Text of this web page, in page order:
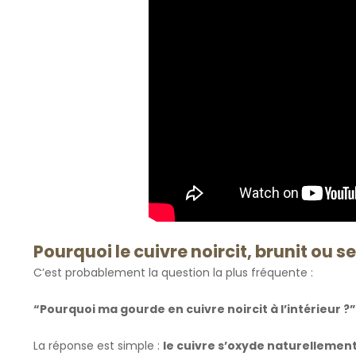
Pourquoi le cuivre noircit, brunit ou
C’est probablement la question la plus fréquente :
“Pourquoi ma gourde en cuivre noircit à l’intérieur ?”
La réponse est simple : le cuivre s’oxyde naturellement